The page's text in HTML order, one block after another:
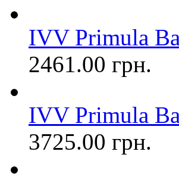
IVV Primula
2461.00 грн.
IVV Primula
3725.00 грн.